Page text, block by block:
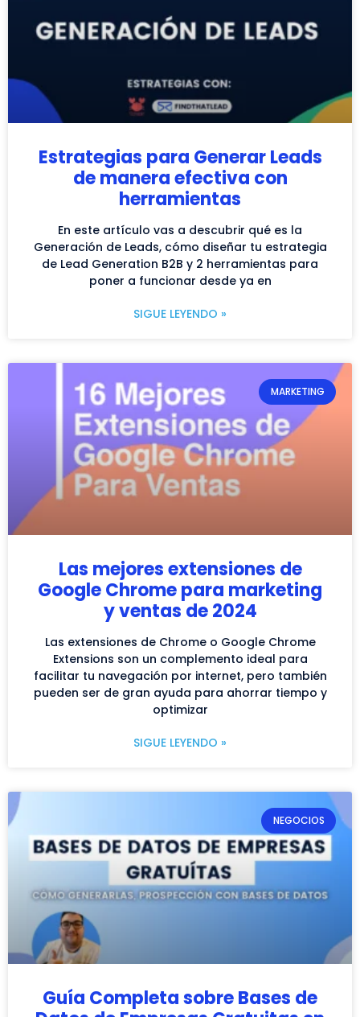
Estrategias para Generar Leads
de manera efectiva con
herramientas
En este artículo vas a descubrir qué es la
Generación de Leads, cómo diseñar tu estrategia
de Lead Generation B2B y 2 herramientas para
poner a funcionar desde ya en
SIGUE LEYENDO »
MARKETING
Las mejores extensiones de
Google Chrome para marketing
y ventas de 2024
Las extensiones de Chrome o Google Chrome
Extensions son un complemento ideal para
facilitar tu navegación por internet, pero también
pueden ser de gran ayuda para ahorrar tiempo y
optimizar
SIGUE LEYENDO »
NEGOCIOS
Guía Completa sobre Bases de